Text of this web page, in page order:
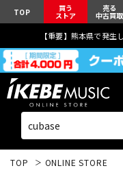
TOP 買う
ストア
売る
中古買取
【重要】熊本県で発
TOP ONLINE STORE